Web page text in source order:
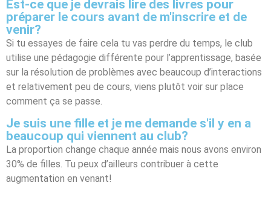
Est-ce que je devrais lire des livres pour
préparer le cours avant de m'inscrire et de
venir?
Si tu essayes de faire cela tu vas perdre du temps, le club
utilise une pédagogie différente pour l’apprentissage, basée
sur la résolution de problèmes avec beaucoup d’interactions
et relativement peu de cours, viens plutôt voir sur place
comment ça se passe.
Je suis une fille et je me demande s'il y en a
beaucoup qui viennent au club?
La proportion change chaque année mais nous avons environ
30% de filles. Tu peux d’ailleurs contribuer à cette
augmentation en venant!